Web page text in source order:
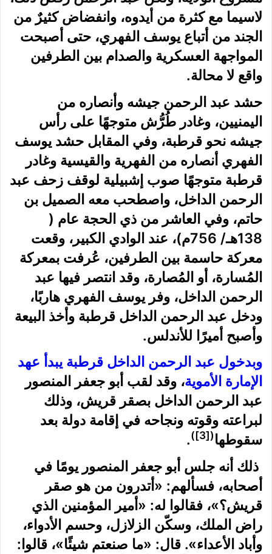
لاسيما مع كثرة من أيدوه، وانفضاض كثيرٌ من
الجند من أتباع يوسف الفهري، حتى أصبحت
المواجهة العسكرية والصدام بين الطرفين
واقع لا محالة.
حشد عبد الرحمن جيشه وأنصاره من
اليمنيين، وغادر طُرُّش متوجهًا على رأس
جيشه نحو قرطبة، وفي المقابل حشد يوسف
الفهري أنصاره من الفهرية والقيسية وغادر
قرطبة متوجهًا صوب إشبيلية لوقف زحف عبد
الرحمن الداخل، واصطحب معه الصميل بن
حاتم، وفي العاشر من ذي الحجة عام (
138هـ/ 756م)، عند الوادي الكبير، وقعت
معركة حاسمة بين الطرفين، عُرفت بمعركة
المُسارة، أو المُصارة، وقد انتصر فيها عبد
الرحمن الداخل، وفر يوسف الفهري هاربًا،
ودخل عبد الرحمن الداخل قرطبة وأخذ البيعة
وأصبح أميرًا للأندلس.
وبدخول عبد الرحمن الداخل قرطبة يبدأ عهد
الإمارة الأموية، وقد لقب أبو جعفر المنصور
عبد الرحمن الداخل بصقر قريش، وذلك
لبراعته وقوته ونجاحه في إقامة دولة بعد
سقوطها(
[3]
)
.
ذلك أنه جلس أبو جعفر المنصور يومًا في
أصحابه، فسألهم: «أتدرون من هو صقر
قريش؟»، فقالوا له: «أمير المؤمنين الذي
راض الملك، وسكّن الزلازل، وحسم الأدواء،
وأباد الأعداء». قال: «ما صنعتم شيئًا»، قالوا: